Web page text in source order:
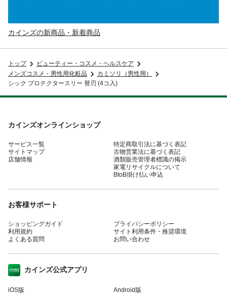
カインズの新商品・新着商品
トップ
ビューティー・コスメ・ヘルスケア
メンズコスメ・男性用化粧品
カミソリ（男性用）
シック プロテクタースリー 替刃 (4コ入)
カインズオンラインショップ
サービス一覧
サイトマップ
店舗情報
特定商取引法に基づく表記
古物営業法に基づく表記
酒類販売管理者標識の掲示
家電リサイクルについて
BtoB掛け払い申込
お客様サポート
ショッピングガイド
利用規約
よくある質問
プライバシーポリシー
サイト利用条件・推奨環境
お問い合わせ
カインズ公式アプリ
iOS版 Android版